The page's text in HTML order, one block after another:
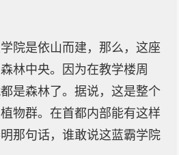
院是依山而建，那么，这座
林中央。因为在教学楼周
是森林了。据说，这是整个
物群。在首都内部能有这样
那句话，谁敢说这蓝霸学院